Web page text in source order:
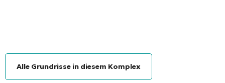
Alle Grundrisse in diesem Komplex